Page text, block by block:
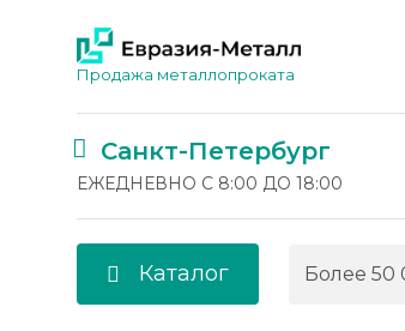
Продажа металлопроката
Санкт-Петербург
ЕЖЕДНЕВНО С 8:00 ДО 18:00
Каталог